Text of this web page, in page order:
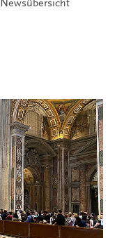
Angezeigt:
Newsübersicht